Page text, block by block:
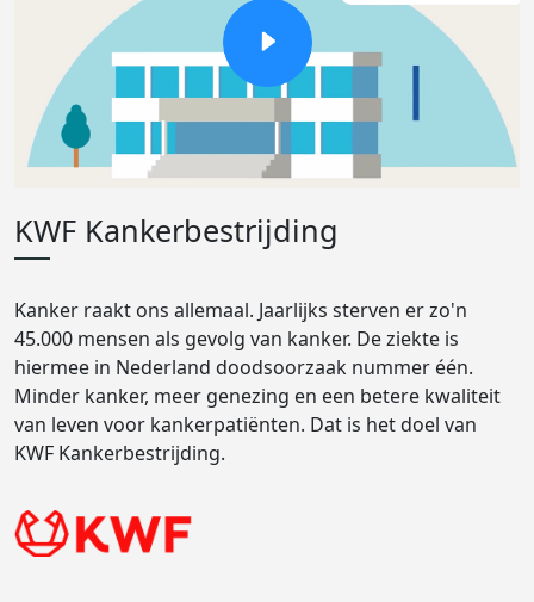
KWF Kankerbestrijding
Kanker raakt ons allemaal. Jaarlijks sterven er zo'n
45.000 mensen als gevolg van kanker. De ziekte is
hiermee in Nederland doodsoorzaak nummer één.
Minder kanker, meer genezing en een betere kwaliteit
van leven voor kankerpatiënten. Dat is het doel van
KWF Kankerbestrijding.